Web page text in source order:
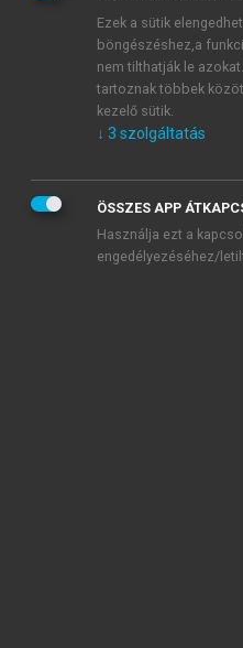
veszem és elfogadom.
Általános vásárlási
mersz.huoldalak
tudomásul veszem és
Ezek a sütik
böngészéshez,a
nem tilthatják le
tartoznak többek
kezelő sütik.
↓ 3 szolgáltatás
ÖSSZES APP
Használja ezt a
engedélyezéséhez/